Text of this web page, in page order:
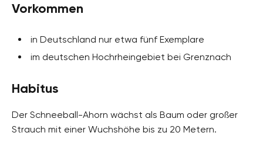
Vorkommen
in Deutschland nur etwa fünf Exemplare
im deutschen Hochrheingebiet bei Grenznach
Habitus
Der Schneeball-Ahorn wächst als Baum oder großer
Strauch mit einer Wuchshöhe bis zu 20 Metern.